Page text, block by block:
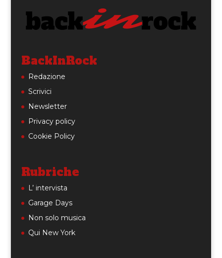
BackInRock
Redazione
Scrivici
Newsletter
Privacy policy
Cookie Policy
Rubriche
L’ intervista
Garage Days
Non solo musica
Qui New York